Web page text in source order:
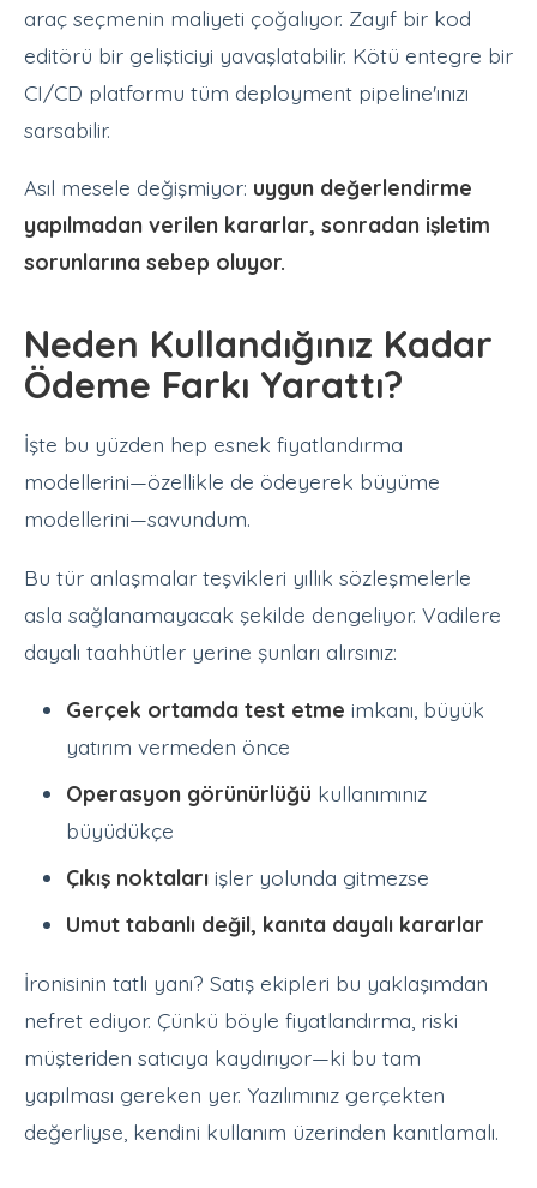
araç seçmenin maliyeti çoğalıyor. Zayıf bir kod
editörü bir gelişticiyi yavaşlatabilir. Kötü entegre bir
CI/CD platformu tüm deployment pipeline'ınızı
sarsabilir.
Asıl mesele değişmiyor: uygun değerlendirme
yapılmadan verilen kararlar, sonradan işletim
sorunlarına sebep oluyor.
Neden Kullandığınız Kadar
Ödeme Farkı Yarattı?
İşte bu yüzden hep esnek fiyatlandırma
modellerini—özellikle de ödeyerek büyüme
modellerini—savundum.
Bu tür anlaşmalar teşvikleri yıllık sözleşmelerle
asla sağlanamayacak şekilde dengeliyor. Vadilere
dayalı taahhütler yerine şunları alırsınız:
Gerçek ortamda test etme imkanı, büyük
yatırım vermeden önce
Operasyon görünürlüğü kullanımınız
büyüdükçe
Çıkış noktaları işler yolunda gitmezse
Umut tabanlı değil, kanıta dayalı kararlar
İronisinin tatlı yanı? Satış ekipleri bu yaklaşımdan
nefret ediyor. Çünkü böyle fiyatlandırma, riski
müşteriden satıcıya kaydırıyor—ki bu tam
yapılması gereken yer. Yazılımınız gerçekten
değerliyse, kendini kullanım üzerinden kanıtlamalı.